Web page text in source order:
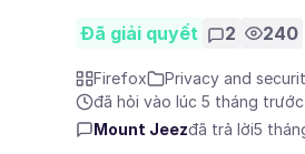
Đã giải quyết 2 240
Firefox
Privacy and
đã hỏi vào lúc 5 tháng trước
Mount Jeezđã trả lời5